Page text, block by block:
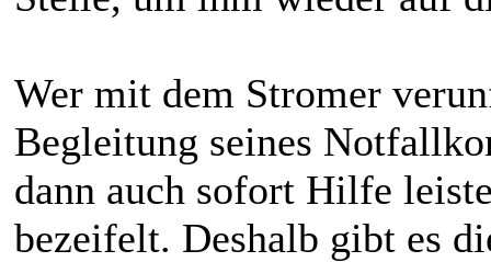
Wer mit dem Stromer
Begleitung seines
dann auch sofort Hilfe
bezeifelt. Deshalb gibt es